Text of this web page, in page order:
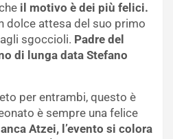
il motivo è dei più felici.
dolce attesa del suo primo
sgoccioli. Padre del
di lunga data Stefano
per entrambi, questo è
è sempre una felice
Atzei, l’evento si colora